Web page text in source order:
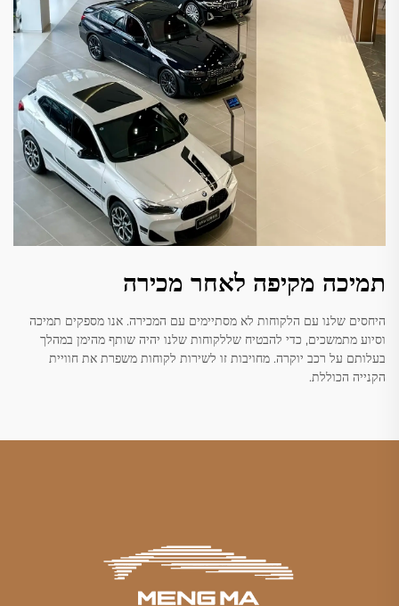
תמיכה מקיפה לאחר מכירה
היחסים שלנו עם הלקוחות לא מסתיימים עם המכירה. אנו מספקים תמיכה
וסיוע מתמשכים, כדי להבטיח שללקוחות שלנו יהיה שותף מהימן במהלך
בעלותם על רכב יוקרה. מחויבות זו לשירות לקוחות משפרת את חוויית
הקנייה הכוללת.